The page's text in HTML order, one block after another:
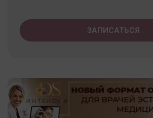
ЗАПИСАТЬСЯ